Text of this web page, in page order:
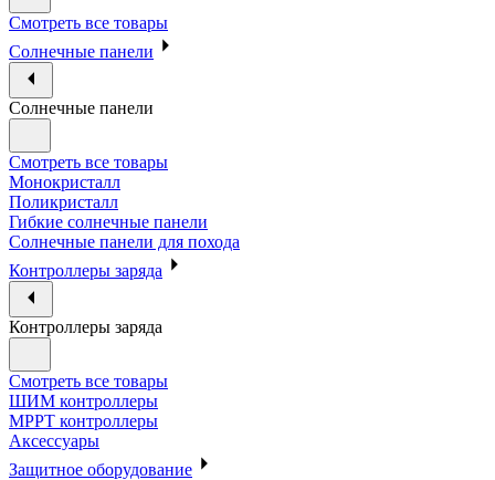
Смотреть все товары
Солнечные панели
Солнечные панели
Смотреть все товары
Монокристалл
Поликристалл
Гибкие солнечные панели
Солнечные панели для похода
Контроллеры заряда
Контроллеры заряда
Смотреть все товары
ШИМ контроллеры
МРРТ контроллеры
Аксессуары
Защитное оборудование